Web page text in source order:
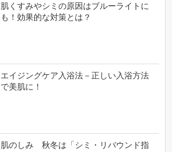
肌くすみやシミの原因はブルーライトに
も！効果的な対策とは？
エイジングケア入浴法－正しい入浴方法
で美肌に！
肌のしみ 秋冬は「シミ・リバウンド指